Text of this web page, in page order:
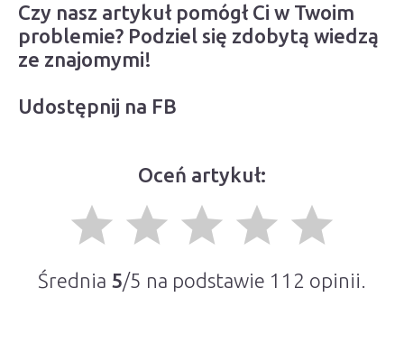
Czy nasz artykuł pomógł Ci w Twoim
problemie? Podziel się zdobytą wiedzą
ze znajomymi!
Udostępnij na FB
Oceń artykuł:
grade grade grade grade grade
Średnia 5/5 na podstawie 112 opinii.